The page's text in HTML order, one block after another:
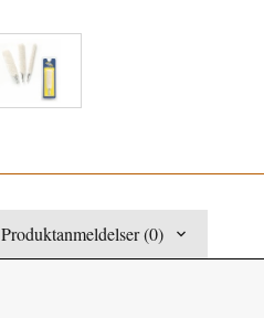
Produktanmeldelser (0)